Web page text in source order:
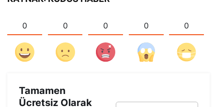
0 0 0 0 0
Tamamen
Ücretsiz Olarak